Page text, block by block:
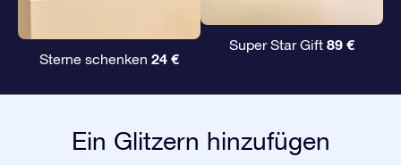
Sterne schenken 24 €
Super Star Gift 89 €
Ein Glitzern hinzufügen